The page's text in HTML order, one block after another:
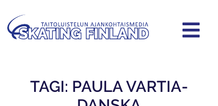
TAGI: PAULA VARTIA-